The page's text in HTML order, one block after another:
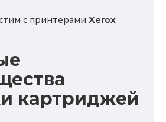
с принтерами Xerox
картриджей